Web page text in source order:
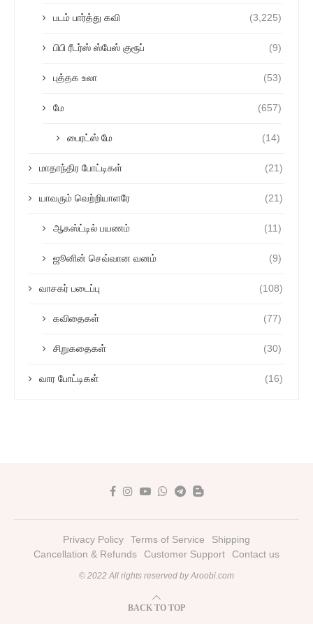
படம் பார்த்து கவி (3,225)
பிபி ரீடர்ஸ் ஸ்பேஸ் குரூப் (9)
புத்தக உலா (53)
மே (657)
பைரட்ஸ் மே (14)
மாதாந்திர போட்டிகள் (21)
யாவரும் வெற்றியாளரே (21)
ஆகஸ்ட்டில் பயணம் (11)
ஜூனின் செவ்வான வனம் (9)
வாசகர் படைப்பு (108)
கவிதைகள் (77)
சிறுகதைகள் (30)
வார போட்டிகள் (16)
Privacy Policy Terms of Service
Shipping
Cancellation & Refunds
Customer Support Contact us
© 2022 All rights reserved by Aroobi.com
BACK TO TOP